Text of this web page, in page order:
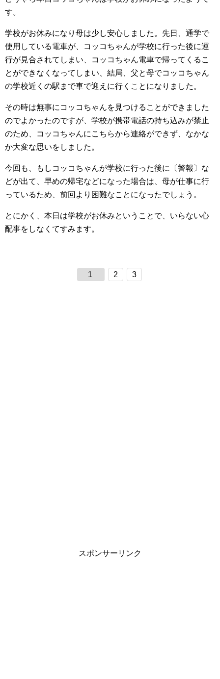
す。
学校がお休みになり母は少し安心しました。先日、通学で
使用している電車が、コッコちゃんが学校に行った後に運
行が見合されてしまい、コッコちゃん電車で帰ってくるこ
とができなくなってしまい、結局、父と母でコッコちゃん
の学校近くの駅まで車で迎えに行くことになりました。
その時は無事にコッコちゃんを見つけることができました
のでよかったのですが、学校が携帯電話の持ち込みが禁止
のため、コッコちゃんにこちらから連絡ができず、なかな
か大変な思いをしました。
今回も、もしコッコちゃんが学校に行った後に〔警報〕な
どが出て、早めの帰宅などになった場合は、母が仕事に行
っているため、前回より困難なことになったでしょう。
とにかく、本日は学校がお休みということで、いらない心
配事をしなくてすみます。
1 2 3
スポンサーリンク